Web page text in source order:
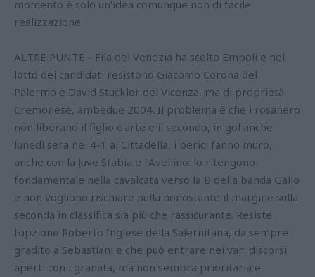
momento è solo un'idea comunque non di facile
realizzazione.
ALTRE PUNTE - Fila del Venezia ha scelto Empoli e nel
lotto dei candidati resistono Giacomo Corona del
Palermo e David Stuckler del Vicenza, ma di proprietà
Cremonese, ambedue 2004. Il problema è che i rosanero
non liberano il figlio d'arte e il secondo, in gol anche
lunedì sera nel 4-1 al Cittadella, i berici fanno muro,
anche con la Juve Stabia e l'Avellino: lo ritengono
fondamentale nella cavalcata verso la B della banda Gallo
e non vogliono rischiare nulla nonostante il margine sulla
seconda in classifica sia più che rassicurante. Resiste
l'opzione Roberto Inglese della Salernitana, da sempre
gradito a Sebastiani e che può entrare nei vari discorsi
aperti con i granata, ma non sembra prioritaria e